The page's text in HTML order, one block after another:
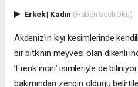
Erkek| Kadın (Haberi Sesli Oku)
Akdeniz’in kıyı kesimlerinde
bir bitkinin meyvesi olan dikenli
’Frenk inciri’ isimleriyle de
bakımından zengin olduğu